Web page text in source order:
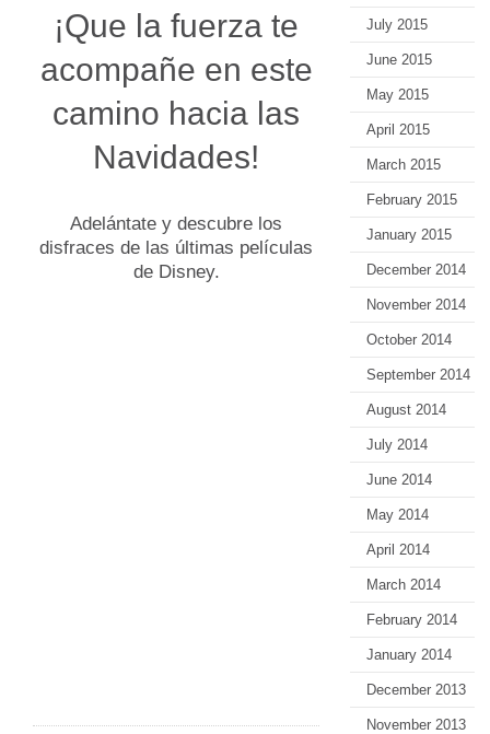
¡Que la fuerza te
acompañe en este
camino hacia las
Navidades!
Adelántate y descubre los
disfraces de las últimas películas
de Disney.
July 2015
June 2015
May 2015
April 2015
March 2015
February 2015
January 2015
December 2014
November 2014
October 2014
September 2014
August 2014
July 2014
June 2014
May 2014
April 2014
March 2014
February 2014
January 2014
December 2013
November 2013